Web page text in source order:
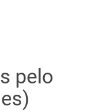
pelo